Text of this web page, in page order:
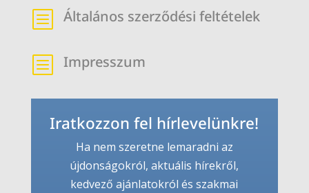
b Általános szerződési feltételek
b Impresszum
Iratkozzon fel hírlevelünkre!
Ha nem szeretne lemaradni az
újdonságokról, aktuális hírekről,
kedvező ajánlatokról és szakmai